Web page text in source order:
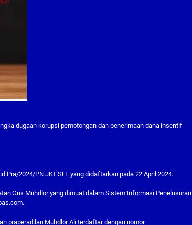
dugaan korupsi pemotongan dan penerimaan dana insentif
2024/PN JKT.SEL yang didaftarkan pada 22 April 2024.
Gus Muhdlor yang dimuat dalam Sistem Informasi Penelusuran
praperadilan Muhdlor Ali terdaftar dengan nomor